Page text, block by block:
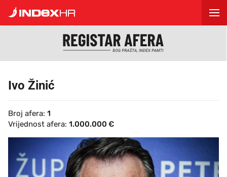
Ivo Žinić
Broj afera: 1
Vrijednost afera: 1.000.000 €